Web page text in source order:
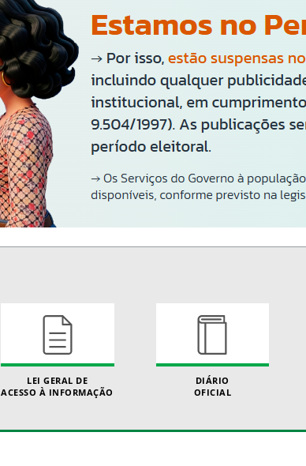
LEI GERAL DE
ACESSO À INFORMAÇÃO
DIÁRIO
OFICIAL